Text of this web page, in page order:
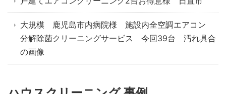
大規模 鹿児島市内病院様 施設内全空調エアコン
分解除菌クリーニングサービス 今回39台 汚れ具合
の画像